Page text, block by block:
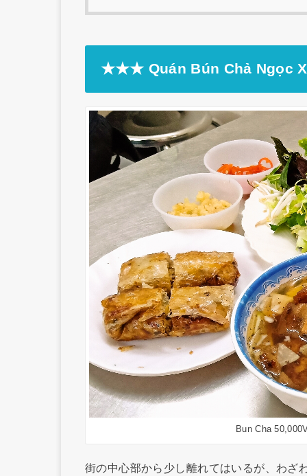
★★★ Quán Bún Chả Ngọc
Bun Cha
街の中心部から少し離れてはいるが、わざ